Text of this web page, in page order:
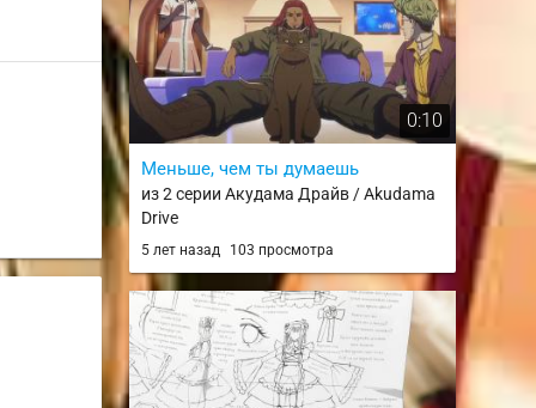
0:10
Меньше, чем ты думаешь
из 2 серии Акудама Драйв / Akudama
Drive
5 лет назад 103 просмотра